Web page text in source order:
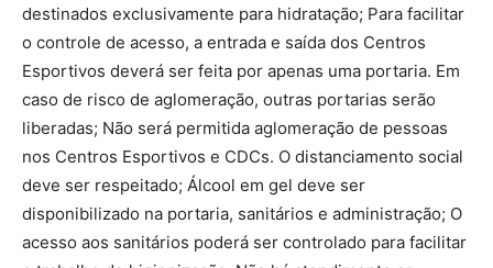
destinados exclusivamente para hidratação; Para facilitar
o controle de acesso, a entrada e saída dos Centros
Esportivos deverá ser feita por apenas uma portaria. Em
caso de risco de aglomeração, outras portarias serão
liberadas; Não será permitida aglomeração de pessoas
nos Centros Esportivos e CDCs. O distanciamento social
deve ser respeitado; Álcool em gel deve ser
disponibilizado na portaria, sanitários e administração; O
acesso aos sanitários poderá ser controlado para facilitar